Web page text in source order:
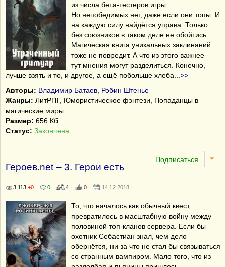
из числа бета-тестеров игры...
Но непобедимых нет, даже если они топы. И
на каждую силу найдётся управа. Только
без союзников в таком деле не обойтись.
Магическая книга уникальных заклинаний
тоже не повредит. А что из этого важнее –
тут мнения могут разделиться. Конечно,
лучше взять и то, и другое, а ещё побольше хлеба
>>
Авторы: Владимир Батаев Робин Штенье
Жанры: ЛитРПГ, Юмористическое фэнтези, Попаданцы в
магические миры
Размер: 656 Кб
Статус: Закончена
Героев.net – 3. Герои есть
3 113 +0 0 4 0 14.12.2018
То, что началось как обычный квест,
превратилось в масштабную войну между
половиной топ-кланов сервера. Если бы
охотник Себастиан знал, чем дело
обернётся, ни за что не стал бы связываться
со странным вампиром. Мало того, что из